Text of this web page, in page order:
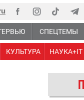
СПЕЦТЕМЫ
КУЛЬТУРА НАУКА+IT